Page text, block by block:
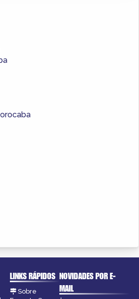
LINKS RÁPIDOS
Sobre
NOVIDADES POR E-
MAIL